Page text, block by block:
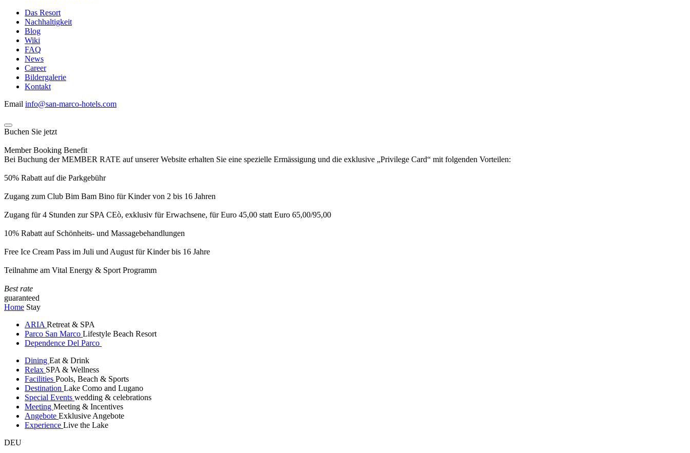
Das Resort
Nachhaltigkeit
Blog
Wiki
FAQ
News
Career
Bildergalerie
Kontakt
Email info@san-marco-hotels.com
Buchen Sie jetzt
Member Booking Benefit
Bei Buchung der MEMBER RATE auf unserer Website erhalten Sie eine spezielle Ermässigung und die exklusive „Privilege Card“ mit folgenden Vorteilen:
50% Rabatt auf die Parkgebühr
Zugang zum Club Bim Bam Bino für Kinder von 2 bis 16 Jahren
Zugang für 4 Stunden zur SPA CEò, exklusiv für Erwachsene, für Euro 45,00 statt Euro 65,00/95,00
10% Rabatt auf Schönheits- und Massagebehandlungen
Free Ice Cream Pass im Juli und August für Kinder bis 16 Jahre
Teilnahme am Vital Energy & Sport Programm
Best rate
guaranteed
Home Stay
ARIA Retreat & SPA
Parco San Marco Lifestyle Beach Resort
Dependence Del Parco
Dining Eat & Drink
Relax SPA & Wellness
Facilities Pools, Beach & Sports
Destination Lake Como and Lugano
Special Events wedding & celebrations
Meeting Meeting & Incentives
Angebote Exklusive Angebote
Experience Live the Lake
DEU